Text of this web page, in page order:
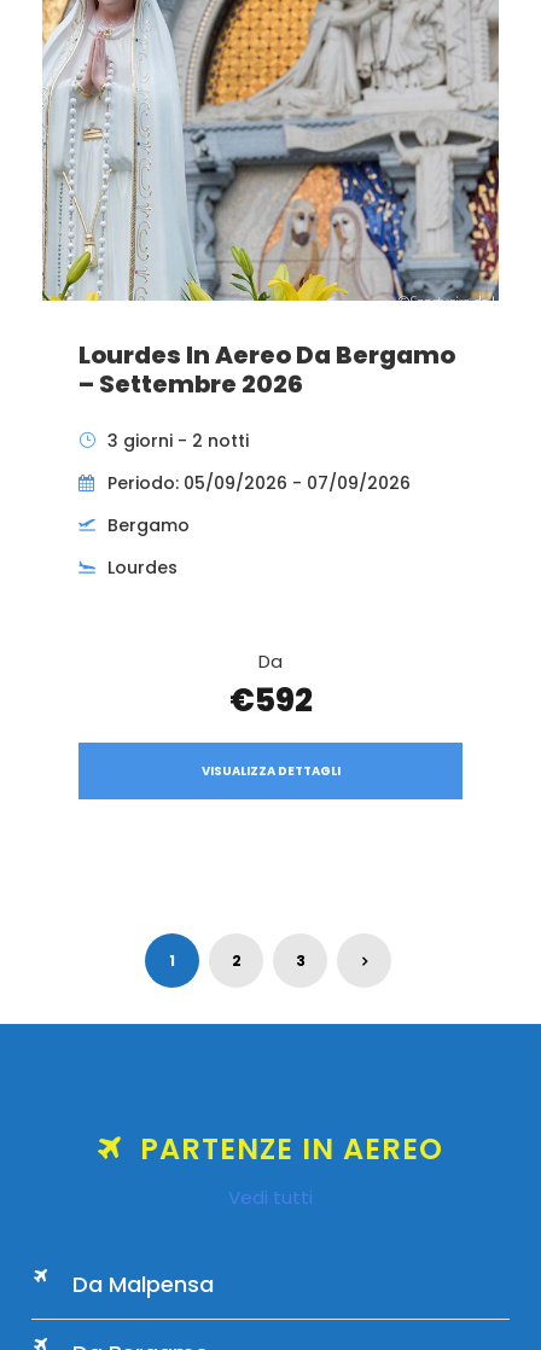
Lourdes In Aereo Da Bergamo
– Settembre 2026
3 giorni - 2 notti
Periodo: 05/09/2026 - 07/09/2026
Bergamo
Lourdes
Da
€592
VISUALIZZA DETTAGLI
1 2 3
PARTENZE IN AEREO
Vedi tutti
Da Malpensa